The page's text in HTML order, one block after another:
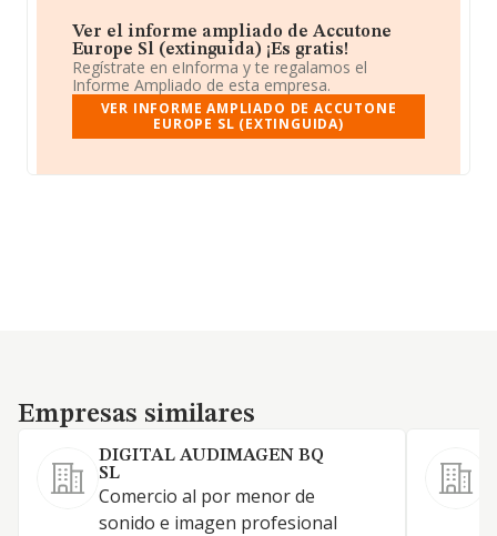
Ver el informe ampliado de Accutone
Europe Sl (extinguida) ¡Es gratis!
Regístrate en eInforma y te regalamos el
Informe Ampliado de esta empresa.
VER INFORME AMPLIADO DE ACCUTONE
EUROPE SL (EXTINGUIDA)
Empresas similares
Empresas similares
DIGITAL AUDIMAGEN BQ
SL
Comercio al por menor de
sonido e imagen profesional